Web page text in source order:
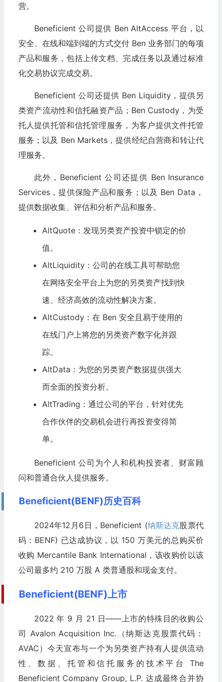
营。
Beneficient 公司提供 Ben AltAccess 平台，以
安全、在线和端到端的方式交付 Ben 业务部门的每项
产品和服务，包括上传文档、完成任务以及通过标准
化交易协议完成交易。
Beneficient 公司还提供 Ben Liquidity，提供另
类资产流动性和信托融资产品；Ben Custody，为受
托人提供托管和信托管理服务，为客户提供文件托管
服务；以及 Ben Markets，提供经纪自营商和转让代
理服务。
此外，Beneficient 公司还提供 Ben Insurance
Services，提供保险产品和服务；以及 Ben Data，
提供数据收集、评估和分析产品和服务。
AltQuote：发现另类资产投资中锁定的价
值。
AltLiquidity：公司的在线工具可帮助您
在网络安全平台上为您的另类资产找到快
速、经济高效的流动性解决方案。
AltCustody：在 Ben 安全且易于使用的
在线门户上将您的另类资产数字化并跟
踪。
AltData：为您的另类资产数据提供强大
而全面的投资分析。
AltTrading：通过公司的平台，针对优先
合作伙伴的交易机会进行再投资变得简
单。
Beneficient 公司为个人和机构投资者、财富顾
问和普通合伙人提供服务。
Beneficient(BENF)历史百科
2024年12月6日，Beneficient (纳斯达克股票代
码：BENF) 已达成协议，以 150 万美元的总购买价
收购 Mercantile Bank International，该收购价以该
公司最多约 210 万股 A 类普通股和现金支付。
Beneficient(BENF)上市
2022 年 9 月 21 日——上市的特殊目的收购公
司 Avalon Acquisition Inc.（纳斯达克股票代码：
AVAC）今天宣布与一个为另类资产持有人提供流动
性、数据、托管和信托服务的技术平台 The
Beneficient Company Group, L.P. 达成最终合并协